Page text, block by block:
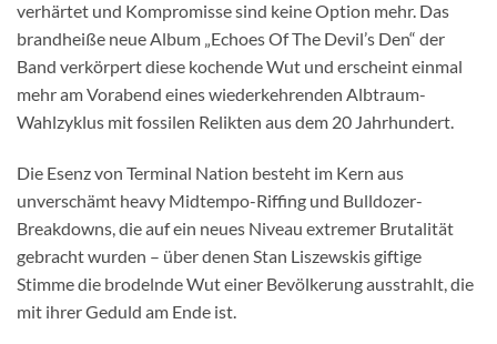
verhärtet und Kompromisse sind keine Option mehr. Das
brandheiße neue Album „Echoes Of The Devil’s Den“ der
Band verkörpert diese kochende Wut und erscheint einmal
mehr am Vorabend eines wiederkehrenden Albtraum-
Wahlzyklus mit fossilen Relikten aus dem 20 Jahrhundert.
Die Esenz von Terminal Nation besteht im Kern aus
unverschämt heavy Midtempo-Riffing und Bulldozer-
Breakdowns, die auf ein neues Niveau extremer Brutalität
gebracht wurden – über denen Stan Liszewskis giftige
Stimme die brodelnde Wut einer Bevölkerung ausstrahlt, die
mit ihrer Geduld am Ende ist.